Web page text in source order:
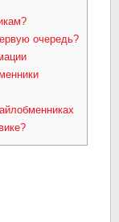
очередь?